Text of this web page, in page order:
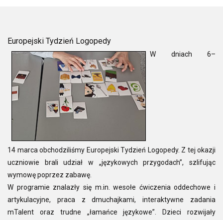
Europejski Tydzień Logopedy
W dniach 6–
14 marca obchodziliśmy Europejski Tydzień Logopedy. Z tej okazji
uczniowie brali udział w „językowych przygodach”, szlifując
wymowę poprzez zabawę.
W programie znalazły się m.in. wesołe ćwiczenia oddechowe i
artykulacyjne, praca z dmuchajkami, interaktywne zadania
mTalent oraz trudne „łamańce językowe”. Dzieci rozwijały